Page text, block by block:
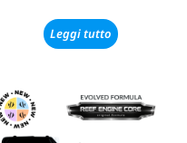
Leggi tutto